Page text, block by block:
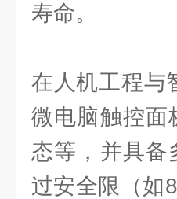
寿命。
在人机工程与
微电脑触控面
态等，并具备
过安全限（如